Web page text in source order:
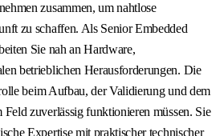
zusammen, um nahtlose
zu schaffen. Als Senior Embedded
Sie nah an Hardware,
betrieblichen Herausforderungen. Die
beim Aufbau, der Validierung und dem
zuverlässig funktionieren müssen. Sie
Expertise mit praktischer technischer